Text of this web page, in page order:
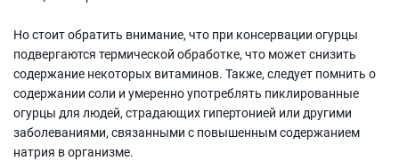
Но стоит обратить внимание, что при консервации огурцы
подвергаются термической обработке, что может снизить
содержание некоторых витаминов. Также, следует помнить о
содержании соли и умеренно употреблять пиклированные
огурцы для людей, страдающих гипертонией или другими
заболеваниями, связанными с повышенным содержанием
натрия в организме.